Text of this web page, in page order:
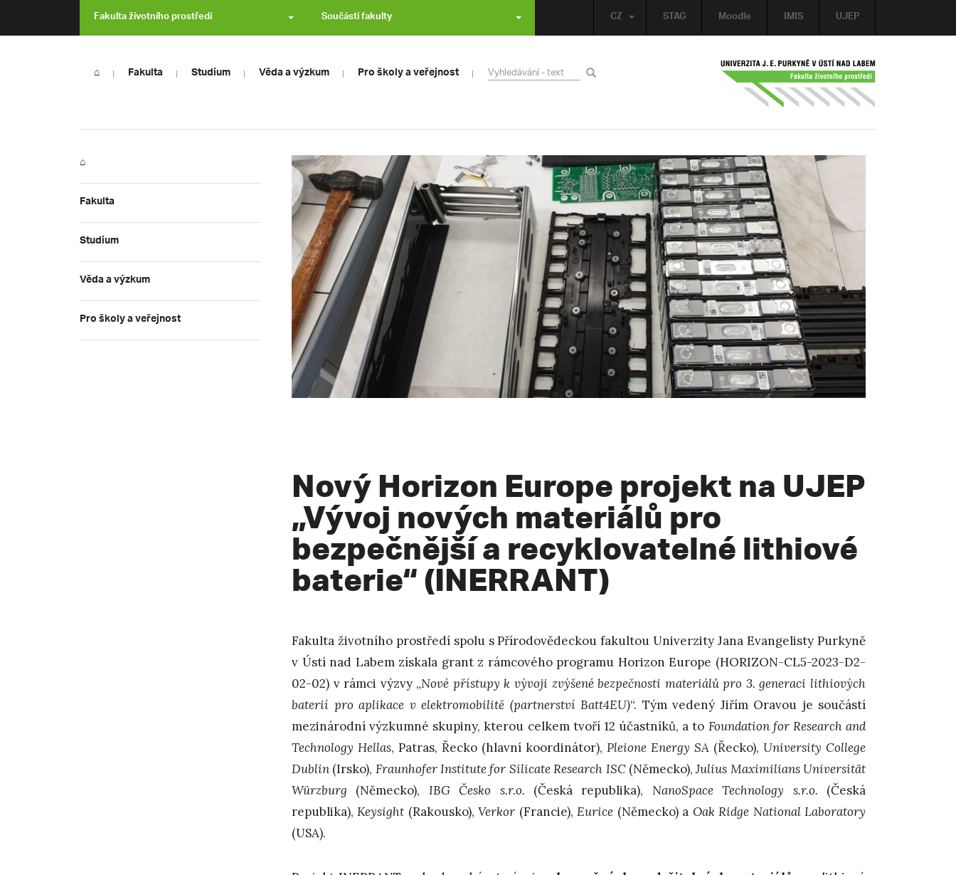
STAG Moodle IMIS UJEP
CZ
Fakulta životního prostředí Součásti fakulty
⌂ Fakulta Studium Věda a výzkum Pro školy a veřejnost
⌂
Fakulta
Studium
Věda a výzkum
Pro školy a veřejnost
Nový Horizon Europe projekt na UJEP
„Vývoj nových materiálů pro
bezpečnější a recyklovatelné lithiové
baterie“ (INERRANT)
Fakulta životního prostředí spolu s Přírodovědeckou fakultou Univerzity Jana Evangelisty Purkyně
v Ústí nad Labem získala grant z rámcového programu Horizon Europe (HORIZON-CL5-2023-D2-
02-02) v rámci výzvy „Nové přístupy k vývoji zvýšené bezpečnosti materiálů pro 3. generaci lithiových
baterií pro aplikace v elektromobilitě (partnerství Batt4EU)“. Tým vedený Jiřím Oravou je součástí
mezinárodní výzkumné skupiny, kterou celkem tvoří 12 účastníků, a to Foundation for Research and
Technology Hellas, Patras, Řecko (hlavní koordinátor), Pleione Energy SA (Řecko), University College
Dublin (Irsko), Fraunhofer Institute for Silicate Research ISC(Německo),Julius Maximilians Universität
Würzburg (Německo), IBG Česko s.r.o. (Česká republika), NanoSpace Technology s.r.o. (Česká
republika),Keysight (Rakousko),Verkor (Francie),Eurice (Německo) a Oak Ridge National Laboratory
(USA).